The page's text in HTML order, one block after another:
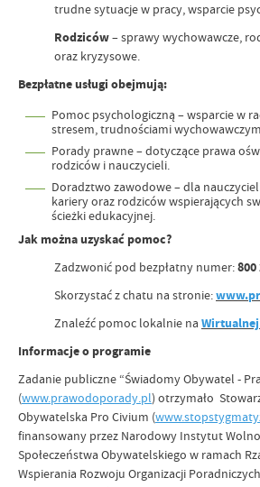
trudne sytuacje w pracy, wsparcie
Rodziców– sprawy wychowawcze,
oraz kryzysowe.
Bezpłatne usługi obejmują:
Pomoc psychologiczną – wsparcie w
stresem, trudnościami
Porady prawne – dotyczące prawa
rodziców i nauczycieli.
Doradztwo zawodowe – dla
kariery oraz rodziców wspierających
ścieżki edukacyjnej.
Jak można uzyskać pomoc?
Zadzwonić pod bezpłatny numer:800
Skorzystać z chatu na stronie:
Znaleźć pomoc lokalnie na
Informacje o programie
Zadanie publiczne “Świadomy Obywatel -
(www.prawodoporady.pl) otrzymało
Obywatelska Pro Civium (
finansowany przez Narodowy Instytut
Społeczeństwa Obywatelskiego w ramach
Wspierania Rozwoju Organizacji